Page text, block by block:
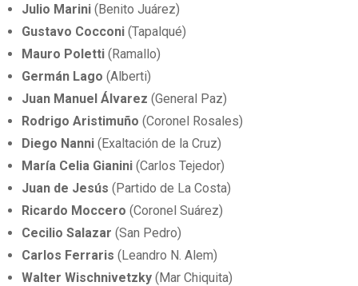
Julio Marini (Benito Juárez)
Gustavo Cocconi (Tapalqué)
Mauro Poletti (Ramallo)
Germán Lago (Alberti)
Juan Manuel Álvarez (General Paz)
Rodrigo Aristimuño (Coronel Rosales)
Diego Nanni (Exaltación de la Cruz)
María Celia Gianini (Carlos Tejedor)
Juan de Jesús (Partido de La Costa)
Ricardo Moccero (Coronel Suárez)
Cecilio Salazar (San Pedro)
Carlos Ferraris (Leandro N. Alem)
Walter Wischnivetzky (Mar Chiquita)